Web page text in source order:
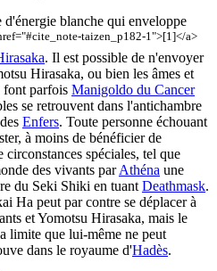
blanche qui enveloppe
taizen_p182-1">[1]</a>
. Il est possible de n'envoyer
Hirasaka, ou bien les âmes et
font parfois Manigoldo du Cancer
se retrouvent dans l'antichambre
Enfers. Toute personne échouant
à moins de bénéficier de
spéciales, tel que
des vivants parAthéna une
du Seki Shiki en tuant Deathmask.
Ha peut par contre se déplacer à
et Yomotsu Hirasaka, mais le
limite que lui-même ne peut
dans le royaume d'Hadès.